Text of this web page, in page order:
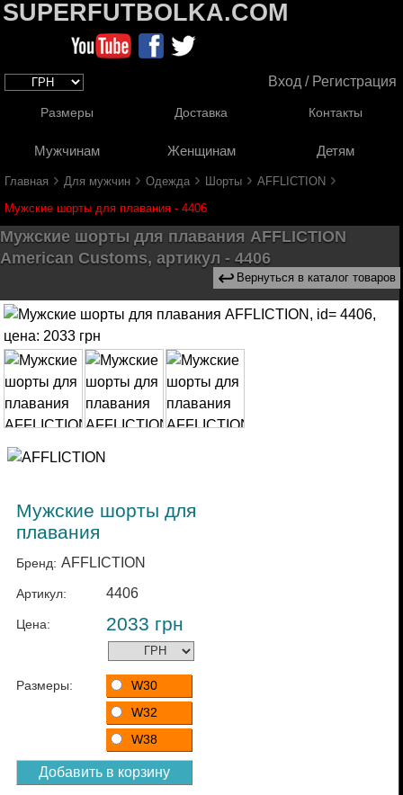
SUPERFUTBOLKA.COM
Вход / Регистрация
Размеры Доставка Контакты
Мужчинам Женщинам Детям
Главная › Для мужчин › Одежда › Шорты › AFFLICTION ›
Мужские шорты для плавания - 4406
Мужские шорты для плавания AFFLICTION
American Customs, артикул - 4406
↩ Вернуться в каталог товаров
Мужские шорты для
плавания
Бренд: AFFLICTION
Артикул: 4406
Цена: 2033 грн
Размеры:
W30
W32
W38